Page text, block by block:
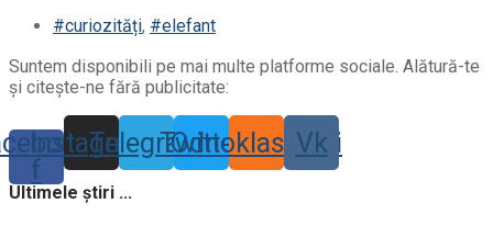
#curiozități, #elefant
Suntem disponibili pe mai multe platforme sociale. Alătură-te
și citește-ne fără publicitate:
f
Instagram
TelegramTwitter
Odnoklassniki
Vk
Ultimele știri ...